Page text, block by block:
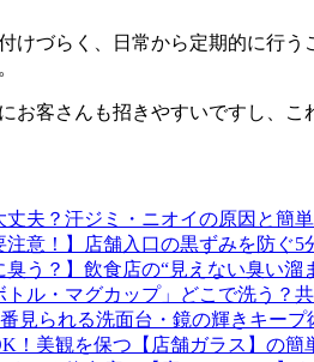
けづらく、日常から定期的に行
お客さんも招きやすいですし、
丈夫？汗ジミ・ニオイの原因と簡
注意！】店舗入口の黒ずみを防ぐ
臭う？】飲食店の“見えない臭い溜
トル・マグカップ」どこで洗う？
見られる洗面台・鏡の輝きキープ
！美観を保つ【店舗ガラス】の簡